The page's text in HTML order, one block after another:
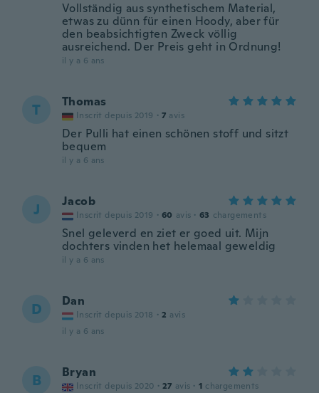
Vollständig aus synthetischem Material,
etwas zu dünn für einen Hoody, aber für
den beabsichtigten Zweck völlig
ausreichend. Der Preis geht in Ordnung!
il y a 6 ans
T Thomas
Inscrit depuis 2019 · 7 avis
Der Pulli hat einen schönen stoff und sitzt
bequem
il y a 6 ans
J Jacob
Inscrit depuis 2019 · 60 avis · 63 chargements
Snel geleverd en ziet er goed uit. Mijn
dochters vinden het helemaal geweldig
il y a 6 ans
D Dan
Inscrit depuis 2018 · 2 avis
il y a 6 ans
B Bryan
Inscrit depuis 2020 · 27 avis · 1 chargements